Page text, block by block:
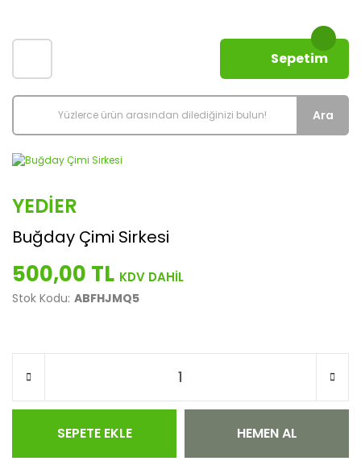
Ara
Sepetim
YEDIER
Buğday Çimi Sirkesi
500,00 TL
Stok Kodu: ABFHJMQ5
SEPETE EKLE HEMEN AL